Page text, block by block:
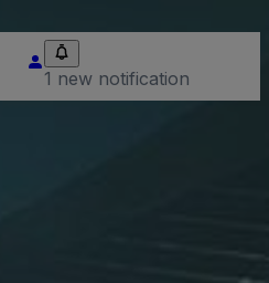
1 new notification